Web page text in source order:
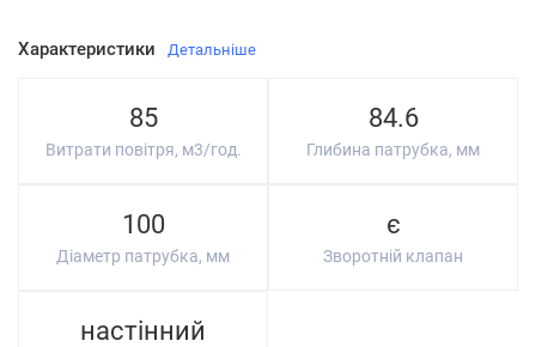
Характеристики Детальніше
85
Витрати повітря, м3/год.
84.6
Глибина патрубка, мм
100
Діаметр патрубка, мм
є
Зворотній клапан
настінний